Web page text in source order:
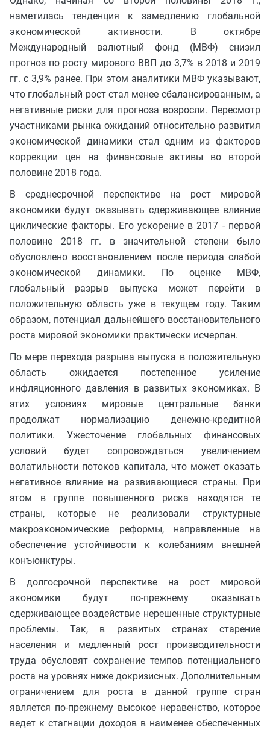
наметилась тенденция к замедлению глобальной
экономической активности. В октябре
Международный валютный фонд (МВФ) снизил
прогноз по росту мирового ВВП до 3,7% в 2018 и 2019
гг. с 3,9% ранее. При этом аналитики МВФ указывают,
что глобальный рост стал менее сбалансированным, а
негативные риски для прогноза возросли. Пересмотр
участниками рынка ожиданий относительно развития
экономической динамики стал одним из факторов
коррекции цен на финансовые активы во второй
половине 2018 года.
В среднесрочной перспективе на рост мировой
экономики будут оказывать сдерживающее влияние
циклические факторы. Его ускорение в 2017 - первой
половине 2018 гг. в значительной степени было
обусловлено восстановлением после периода слабой
экономической динамики. По оценке МВФ,
глобальный разрыв выпуска может перейти в
положительную область уже в текущем году. Таким
образом, потенциал дальнейшего восстановительного
роста мировой экономики практически исчерпан.
По мере перехода разрыва выпуска в положительную
область ожидается постепенное усиление
инфляционного давления в развитых экономиках. В
этих условиях мировые центральные банки
продолжат нормализацию денежно-кредитной
политики. Ужесточение глобальных финансовых
условий будет сопровождаться увеличением
волатильности потоков капитала, что может оказать
негативное влияние на развивающиеся страны. При
этом в группе повышенного риска находятся те
страны, которые не реализовали структурные
макроэкономические реформы, направленные на
обеспечение устойчивости к колебаниям внешней
конъюнктуры.
В долгосрочной перспективе на рост мировой
экономики будут по-прежнему оказывать
сдерживающее воздействие нерешенные структурные
проблемы. Так, в развитых странах старение
населения и медленный рост производительности
труда обусловят сохранение темпов потенциального
роста на уровнях ниже докризисных. Дополнительным
ограничением для роста в данной группе стран
является по-прежнему высокое неравенство, которое
ведет к стагнации доходов в наименее обеспеченных